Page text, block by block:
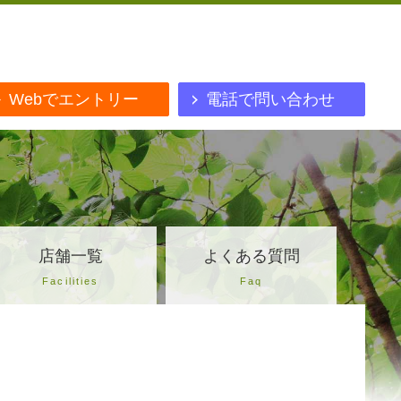
Webでエントリー 電話で問い合わせ
店舗一覧
Facilities
よくある質問
Faq